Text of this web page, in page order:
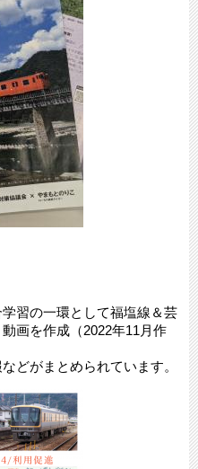
習の一環として福塩線＆芸
画を作成（2022年11月作
どがまとめられています。